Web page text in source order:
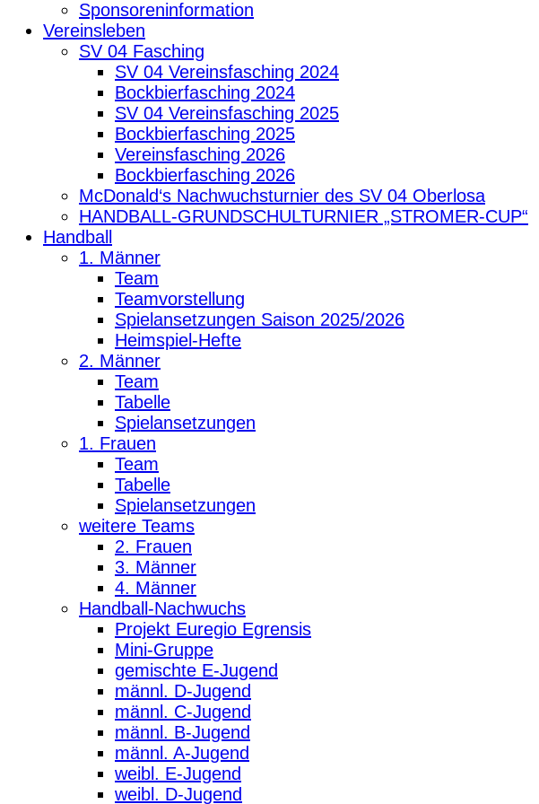
Sponsoreninformation
Vereinsleben
SV 04 Fasching
SV 04 Vereinsfasching 2024
Bockbierfasching 2024
SV 04 Vereinsfasching 2025
Bockbierfasching 2025
Vereinsfasching 2026
Bockbierfasching 2026
McDonald‘s Nachwuchsturnier des SV 04 Oberlosa
HANDBALL-GRUNDSCHULTURNIER „STROMER-CUP“
Handball
1. Männer
Team
Teamvorstellung
Spielansetzungen Saison 2025/2026
Heimspiel-Hefte
2. Männer
Team
Tabelle
Spielansetzungen
1. Frauen
Team
Tabelle
Spielansetzungen
weitere Teams
2. Frauen
3. Männer
4. Männer
Handball-Nachwuchs
Projekt Euregio Egrensis
Mini-Gruppe
gemischte E-Jugend
männl. D-Jugend
männl. C-Jugend
männl. B-Jugend
männl. A-Jugend
weibl. E-Jugend
weibl. D-Jugend